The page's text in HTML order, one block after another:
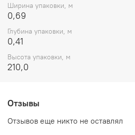
Ширина упаковки, м
0,69
Глубина упаковки, м
0,41
Высота упаковки, м
210,0
Отзывы
Отзывов еще никто не оставлял